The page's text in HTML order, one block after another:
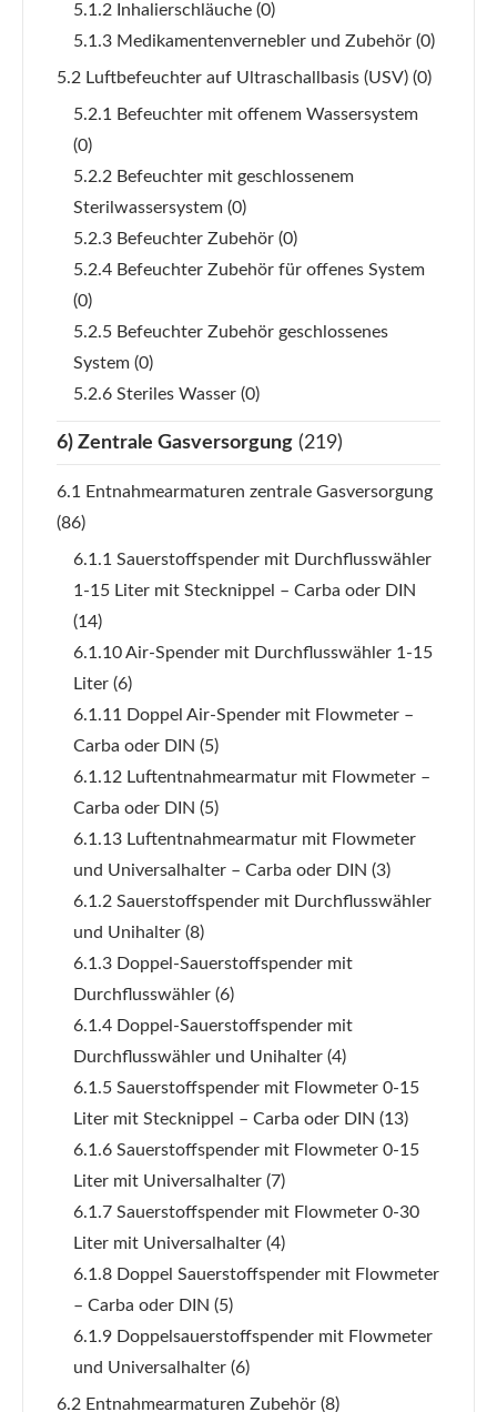
5.1.2 Inhalierschläuche (0)
5.1.3 Medikamentenvernebler und Zubehör (0)
5.2 Luftbefeuchter auf Ultraschallbasis (USV) (0)
5.2.1 Befeuchter mit offenem Wassersystem
(0)
5.2.2 Befeuchter mit geschlossenem
Sterilwassersystem (0)
5.2.3 Befeuchter Zubehör (0)
5.2.4 Befeuchter Zubehör für offenes System
(0)
5.2.5 Befeuchter Zubehör geschlossenes
System (0)
5.2.6 Steriles Wasser (0)
6) Zentrale Gasversorgung (219)
6.1 Entnahmearmaturen zentrale Gasversorgung
(86)
6.1.1 Sauerstoffspender mit Durchflusswähler
1-15 Liter mit Stecknippel – Carba oder DIN
(14)
6.1.10 Air-Spender mit Durchflusswähler 1-15
Liter (6)
6.1.11 Doppel Air-Spender mit Flowmeter –
Carba oder DIN (5)
6.1.12 Luftentnahmearmatur mit Flowmeter –
Carba oder DIN (5)
6.1.13 Luftentnahmearmatur mit Flowmeter
und Universalhalter – Carba oder DIN (3)
6.1.2 Sauerstoffspender mit Durchflusswähler
und Unihalter (8)
6.1.3 Doppel-Sauerstoffspender mit
Durchflusswähler (6)
6.1.4 Doppel-Sauerstoffspender mit
Durchflusswähler und Unihalter (4)
6.1.5 Sauerstoffspender mit Flowmeter 0-15
Liter mit Stecknippel – Carba oder DIN (13)
6.1.6 Sauerstoffspender mit Flowmeter 0-15
Liter mit Universalhalter (7)
6.1.7 Sauerstoffspender mit Flowmeter 0-30
Liter mit Universalhalter (4)
6.1.8 Doppel Sauerstoffspender mit Flowmeter
– Carba oder DIN (5)
6.1.9 Doppelsauerstoffspender mit Flowmeter
und Universalhalter (6)
6.2 Entnahmearmaturen Zubehör (8)